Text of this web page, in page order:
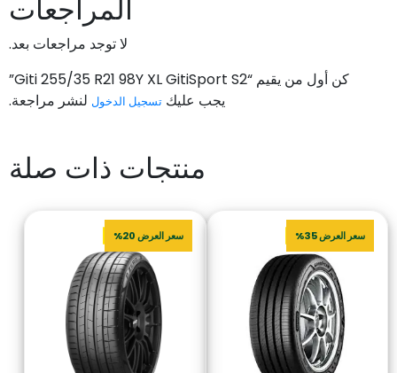
المراجعات
لا توجد مراجعات بعد.
كن أول من يقيم “Giti 255/35 R21 98Y XL GitiSport S2”
يجب عليك تسجيل الدخول لنشر مراجعة.
منتجات ذات صلة
سعر العرض 35% سعر العرض 20%